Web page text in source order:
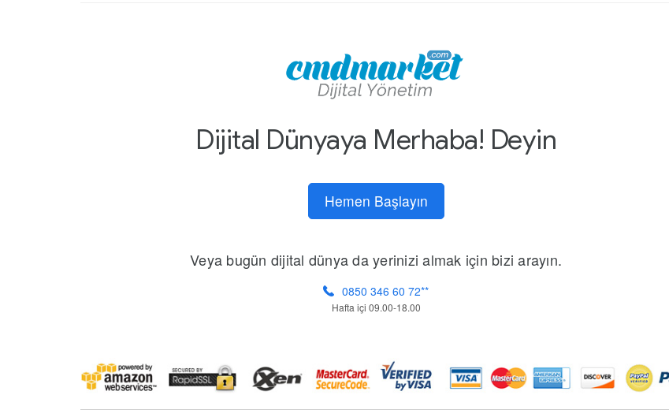
Dijital Dünyaya Merhaba! Deyin
Hemen Başlayın
Veya bugün dijital dünya da yerinizi almak için bizi arayın.
0850 346 60 72**
Hafta içi 09.00-18.00